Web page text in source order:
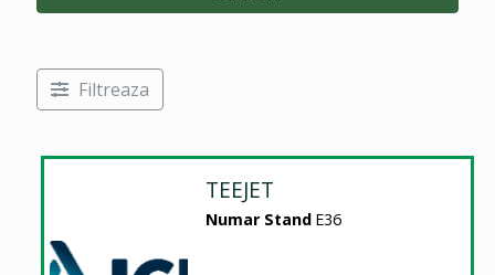
Filtreaza
TEEJET
Numar Stand E36